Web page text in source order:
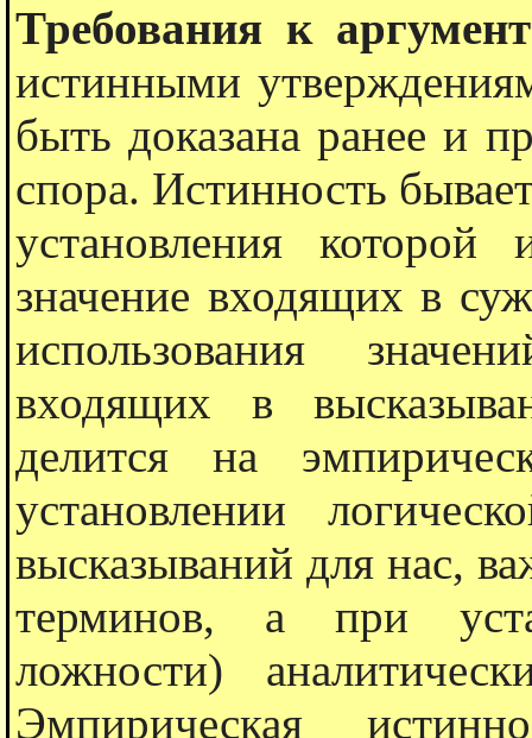
Требования к
истинными
быть доказана ранее и
спора. Истинность
установления
значение входящих в
использования
входящих в
делится на
установлении
высказываний для нас,
терминов, а при
ложности)
Эмпирическая